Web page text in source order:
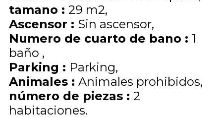
tamano : 29 m2
Ascensor : Sin ascensor
Numero de cuarto de bano : 1
baño
Parking : Parking
Animales : Animales prohibidos
número de piezas : 2
habitaciones